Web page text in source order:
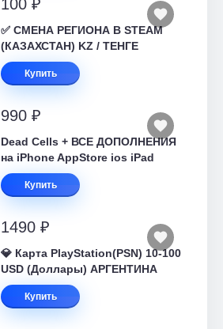
100 ₽
✅ СМЕНА РЕГИОНА В STEAM
(КАЗАХСТАН) KZ / ТЕНГЕ
Купить
990 ₽
Dead Cells + ВСЕ ДОПОЛНЕНИЯ
на iPhone AppStore ios iPad
Купить
1490 ₽
💎 Карта PlayStation(PSN) 10-100
USD (Доллары) АРГЕНТИНА
Купить